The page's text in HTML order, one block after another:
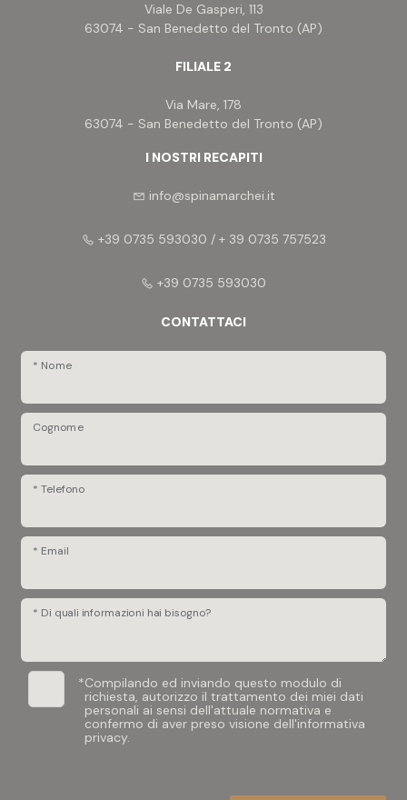
Viale De Gasperi, 113
63074 - San Benedetto del Tronto (AP)
FILIALE 2
Via Mare, 178
63074 - San Benedetto del Tronto (AP)
I NOSTRI RECAPITI
info@spinamarchei.it
+39 0735 593030 / + 39 0735 757523
+39 0735 593030
CONTATTACI
* Nome
Cognome
* Telefono
* Email
* Di quali informazioni hai bisogno?
*Compilando ed inviando questo modulo di
richiesta, autorizzo il trattamento dei miei dati
personali ai sensi dell'attuale normativa e
confermo di aver preso visione dell'informativa
privacy.